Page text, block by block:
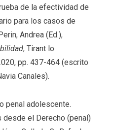
de la efectividad de
para los casos de
Andrea (Ed.),
, Tirant lo
pp. 437-464 (escrito
Canales).
penal adolescente.
el Derecho (penal)